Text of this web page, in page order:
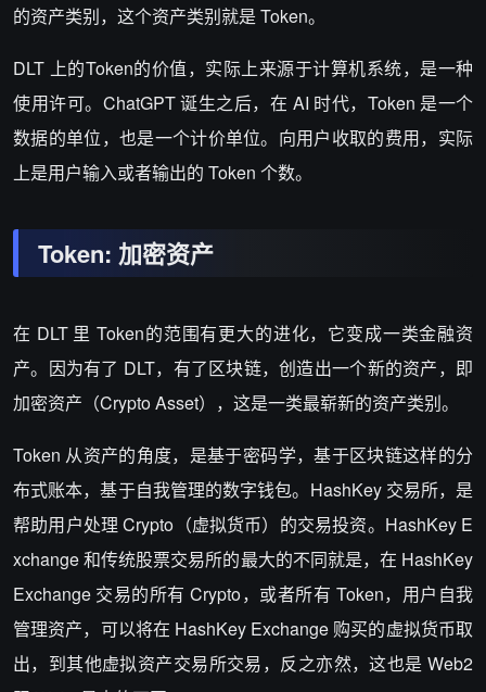
的资产类别，这个资产类别就是 Token。
DLT 上的Token的价值，实际上来源于计算机系统，是一种
使用许可。ChatGPT 诞生之后，在 AI 时代，Token 是一个
数据的单位，也是一个计价单位。向用户收取的费用，实际
上是用户输入或者输出的 Token 个数。
Token: 加密资产
在 DLT 里 Token的范围有更大的进化，它变成一类金融资
产。因为有了 DLT，有了区块链，创造出一个新的资产，即
加密资产（Crypto Asset），这是一类最崭新的资产类别。
Token 从资产的角度，是基于密码学，基于区块链这样的分
布式账本，基于自我管理的数字钱包。HashKey 交易所，是
帮助用户处理 Crypto（虚拟货币）的交易投资。HashKey E
xchange 和传统股票交易所的最大的不同就是，在 HashKey
Exchange 交易的所有 Crypto，或者所有 Token，用户自我
管理资产，可以将在 HashKey Exchange 购买的虚拟货币取
出，到其他虚拟资产交易所交易，反之亦然，这也是 Web2